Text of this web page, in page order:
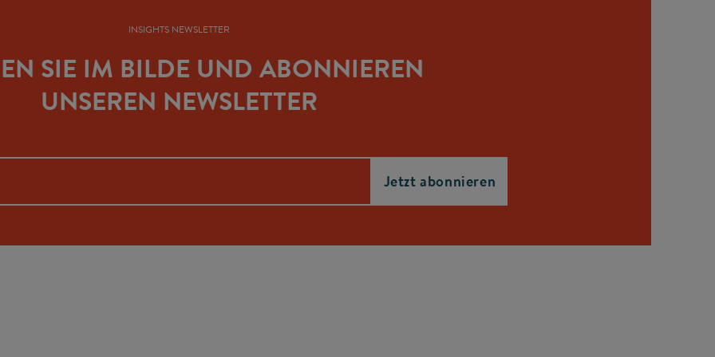
INSIGHTS NEWSLETTER
SIE IM BILDE UND ABONNIEREN
UNSEREN NEWSLETTER